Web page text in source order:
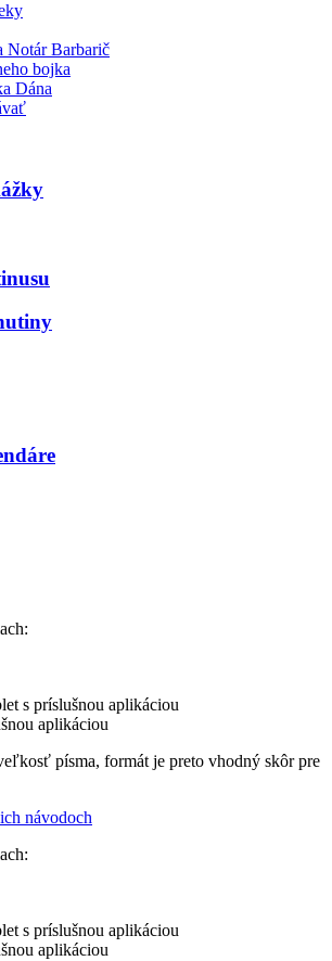
Notár Barbarič
bojka
Dána
s príslušnou aplikáciou
aplikáciou
písma, formát je preto vhodný skôr pre
návodoch
s príslušnou aplikáciou
aplikáciou